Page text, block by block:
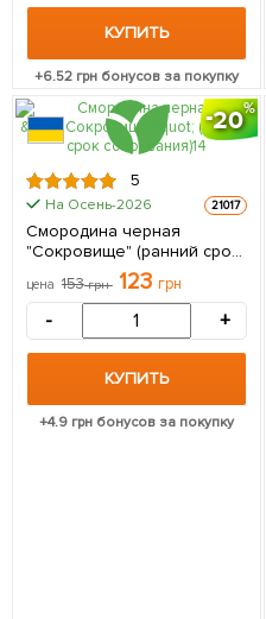
КУПИТЬ
+6.52 грн бонусов за покупку
20
5
На Осень-2026 21017
Смородина черная
"Сокровище" (ранний срок
созревания) 1 саженец в
упаковке
цена 153грн 123 грн
- +
КУПИТЬ
+4.9 грн бонусов за покупку